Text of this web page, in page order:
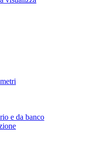
e da banco